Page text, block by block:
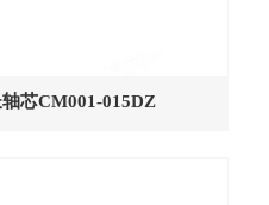
芯CM001-015DZ